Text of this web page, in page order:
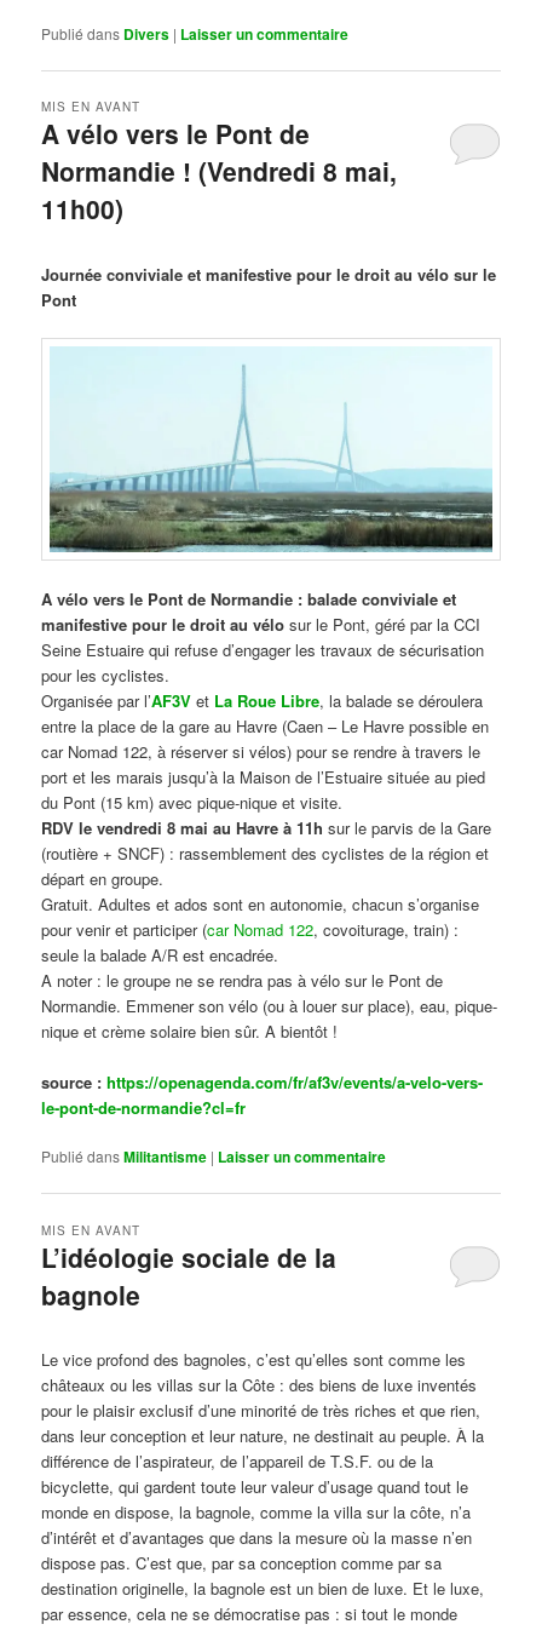
Publié dans Divers | Laisser un commentaire
A vélo vers le Pont de
Normandie ! (Vendredi 8 mai,
11h00)
MIS EN AVANT
Journée conviviale et manifestive pour le droit au vélo sur le
Pont
A vélo vers le Pont de Normandie : balade conviviale et
manifestive pour le droit au vélo sur le Pont, géré par la CCI
Seine Estuaire qui refuse d’engager les travaux de sécurisation
pour les cyclistes.
Organisée par l’AF3V et La Roue Libre, la balade se déroulera
entre la place de la gare au Havre (Caen – Le Havre possible en
car Nomad 122, à réserver si vélos) pour se rendre à travers le
port et les marais jusqu’à la Maison de l’Estuaire située au pied
du Pont (15 km) avec pique-nique et visite.
RDV le vendredi 8 mai au Havre à 11h sur le parvis de la Gare
(routière + SNCF) : rassemblement des cyclistes de la région et
départ en groupe.
Gratuit. Adultes et ados sont en autonomie, chacun s’organise
pour venir et participer (car Nomad 122, covoiturage, train) :
seule la balade A/R est encadrée.
A noter : le groupe ne se rendra pas à vélo sur le Pont de
Normandie. Emmener son vélo (ou à louer sur place), eau, pique-
nique et crème solaire bien sûr. A bientôt !
source :https://openagenda.com/fr/af3v/events/a-velo-vers-
le-pont-de-normandie?cl=fr
Publié dansMilitantisme | Laisser un commentaire
L’idéologie sociale de la
bagnole
MIS EN AVANT
Le vice profond des bagnoles, c’est qu’elles sont comme les
châteaux ou les villas sur la Côte : des biens de luxe inventés
pour le plaisir exclusif d’une minorité de très riches et que rien,
dans leur conception et leur nature, ne destinait au peuple. À la
différence de l’aspirateur, de l’appareil de T.S.F. ou de la
bicyclette, qui gardent toute leur valeur d’usage quand tout le
monde en dispose, la bagnole, comme la villa sur la côte, n’a
d’intérêt et d’avantages que dans la mesure où la masse n’en
dispose pas. C’est que, par sa conception comme par sa
destination originelle, la bagnole est un bien de luxe. Et le luxe,
par essence, cela ne se démocratise pas : si tout le monde